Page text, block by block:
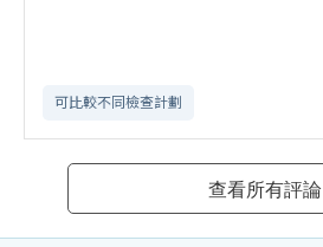
可比較不同檢查計劃
查看所有評論